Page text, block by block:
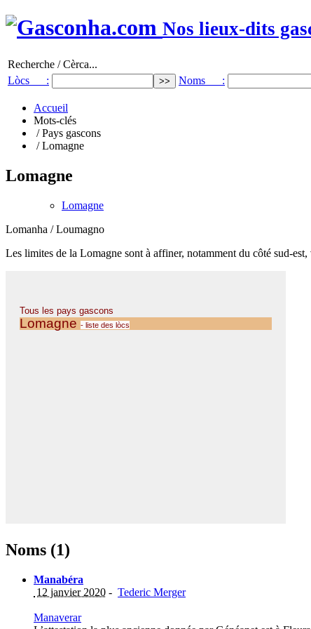
Nos lieux-dits
Recherche / Cèrca...
Lòcs :
Noms :
Accueil
Mots-clés
/ Pays gascons
/ Lomagne
Lomagne
Lomagne
Lomanha / Loumagno
Les limites de la Lomagne sont à affiner, notamment du côté sud-
Noms (1)
Manabéra
12 janvier 2020 - Tederic Merger
Manaverar